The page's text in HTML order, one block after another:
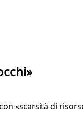
«scarsità di